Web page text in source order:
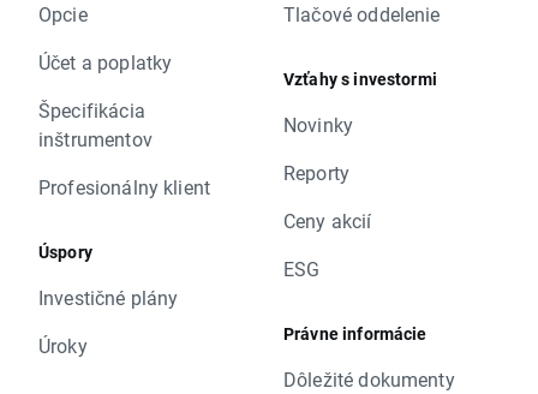
Opcie
Účet a poplatky
Špecifikácia
inštrumentov
Profesionálny klient
Úspory
Investičné plány
Úroky
Tlačové oddelenie
Vzťahy s investormi
Novinky
Reporty
Ceny akcií
ESG
Právne informácie
Dôležité dokumenty